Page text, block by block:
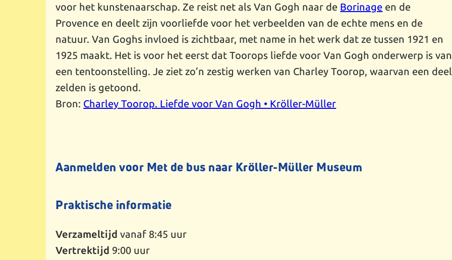
voor het kunstenaarschap. Ze reist net als Van Gogh naar de Borinage en de
Provence en deelt zijn voorliefde voor het verbeelden van de echte mens en de
natuur. Van Goghs invloed is zichtbaar, met name in het werk dat ze tussen 1921 en
1925 maakt. Het is voor het eerst dat Toorops liefde voor Van Gogh onderwerp is van
een tentoonstelling. Je ziet zo’n zestig werken van Charley Toorop, waarvan een deel
zelden is getoond.
Bron: Charley Toorop. Liefde voor Van Gogh • Kröller-Müller
Aanmelden voor Met de bus naar Kröller-Müller Museum
Praktische informatie
Verzameltijd vanaf 8:45 uur
Vertrektijd 9:00 uur